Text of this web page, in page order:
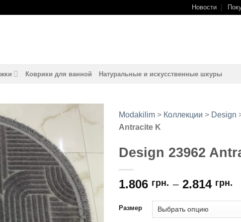
Новости
Коврики для ванной Натуральные и искусственные шкуры
Добавить
избранное
Modakilim > Коллекции > Design
Antracite K
Design 23962
1.806 грн. – 2.814 грн.
Размер